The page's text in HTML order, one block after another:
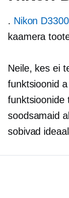
. Nikon D3300
kaamera
Neile, kes ei
funktsioonid a
funktsioonide
soodsamaid
sobivad